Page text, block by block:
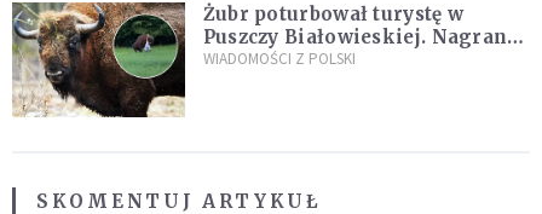
Żubr poturbował turystę w
Puszczy Białowieskiej. Nagranie
daje do myślenia
WIADOMOŚCI Z POLSKI
SKOMENTUJ ARTYKUŁ